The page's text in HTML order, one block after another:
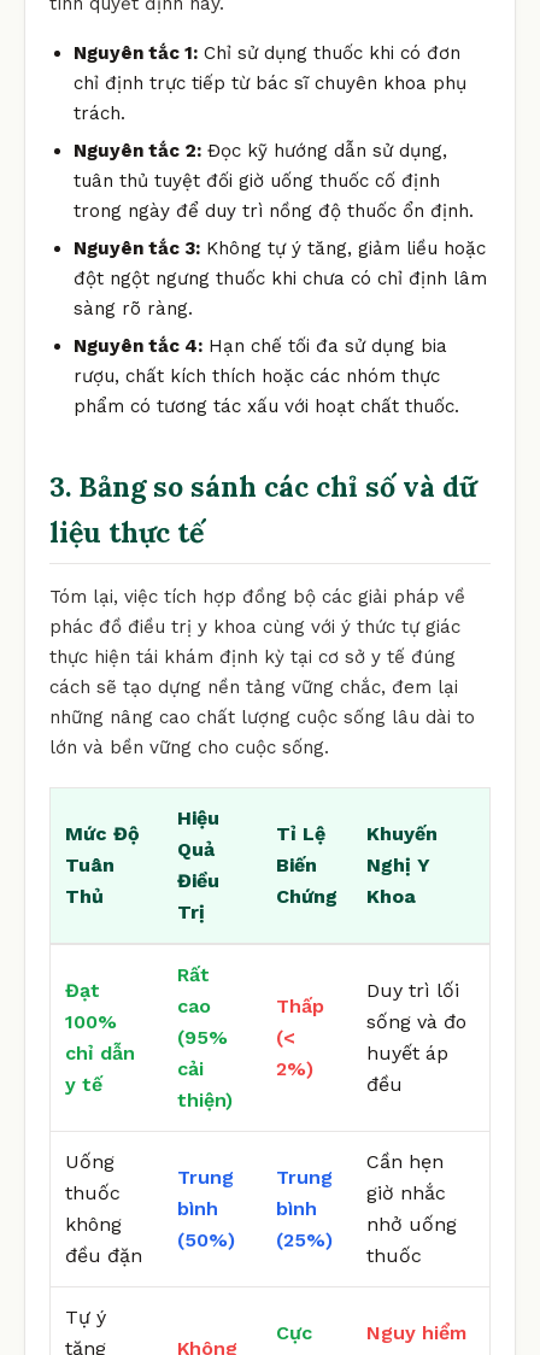
Nguyên tắc 1: Chỉ sử dụng thuốc khi có đơn
chỉ định trực tiếp từ bác sĩ chuyên khoa phụ
trách.
Nguyên tắc 2: Đọc kỹ hướng dẫn sử dụng,
tuân thủ tuyệt đối giờ uống thuốc cố định
trong ngày để duy trì nồng độ thuốc ổn định.
Nguyên tắc 3: Không tự ý tăng, giảm liều hoặc
đột ngột ngưng thuốc khi chưa có chỉ định lâm
sàng rõ ràng.
Nguyên tắc 4: Hạn chế tối đa sử dụng bia
rượu, chất kích thích hoặc các nhóm thực
phẩm có tương tác xấu với hoạt chất thuốc.
3. Bảng so sánh các chỉ số và dữ
liệu thực tế
Tóm lại, việc tích hợp đồng bộ các giải pháp về
phác đồ điều trị y khoa cùng với ý thức tự giác
thực hiện tái khám định kỳ tại cơ sở y tế đúng
cách sẽ tạo dựng nền tảng vững chắc, đem lại
những nâng cao chất lượng cuộc sống lâu dài to
lớn và bền vững cho cuộc sống.
Mức Độ
Tuân
Thủ
Hiệu
Quả
Điều
Trị
Tỉ Lệ
Biến
Chứng
Khuyến
Nghị Y
Khoa
Đạt
100%
chỉ dẫn
y tế
Rất
cao
(95%
cải
thiện)
Thấp
(<
2%)
Duy trì lối
sống và đo
huyết áp
đều
Uống
thuốc
không
đều đặn
Trung
bình
(50%)
Trung
bình
(25%)
Cần hẹn
giờ nhắc
nhở uống
thuốc
Tự ý
tăng
Không
Cực
Nguy hiểm